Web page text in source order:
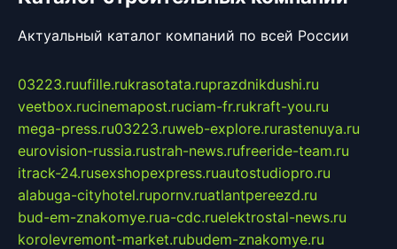
Актуальный каталог компаний по всей России
03223.ruufille.rukrasotata.ruprazdnikdushi.ru
veetbox.rucinemapost.ruciam-fr.rukraft-you.ru
mega-press.ru03223.ruweb-explore.rurastenuya.ru
eurovision-russia.rustrah-news.rufreeride-team.ru
itrack-24.rusexshopexpress.ruautostudiopro.ru
alabuga-cityhotel.rupornv.ruatlantpereezd.ru
bud-em-znakomye.rua-cdc.ruelektrostal-news.ru
korolevremont-market.rubudem-znakomye.ru